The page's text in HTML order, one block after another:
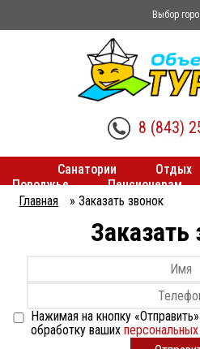
Выбор
8 (843)
Санатории Отдых
Поволжье
Пенсионерам
туров
Главная »Заказать звонок
Заказать
Нажимая на кнопку
обработку ваших